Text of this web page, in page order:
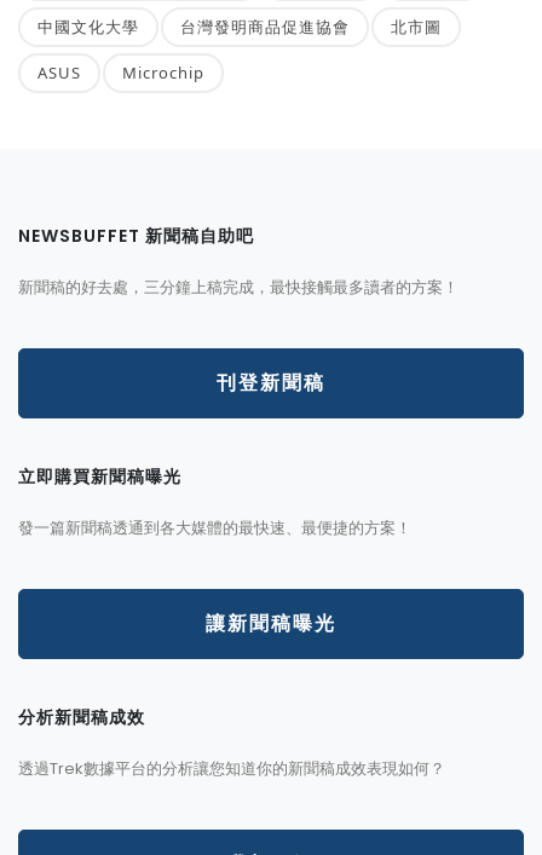
中國文化大學 台灣發明商品促進協會 北市圖
ASUS Microchip
NEWSBUFFET 新聞稿自助吧
新聞稿的好去處，三分鐘上稿完成，最快接觸最多讀者的方案！
刊登新聞稿
立即購買新聞稿曝光
發一篇新聞稿透通到各大媒體的最快速、最便捷的方案！
讓新聞稿曝光
分析新聞稿成效
透過Trek數據平台的分析讓您知道你的新聞稿成效表現如何？